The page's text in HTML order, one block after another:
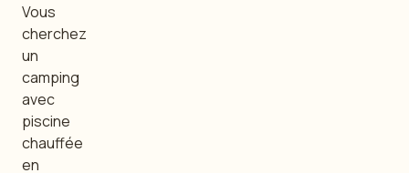
Vous
cherchez
un
camping
avec
piscine
chauffée
en